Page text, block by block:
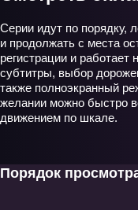
Серии идут по порядку,
и продолжать с места
регистрации и
субтитры, выбор
также полноэкранный
желании можно быстро
движением по шкале.
Порядок